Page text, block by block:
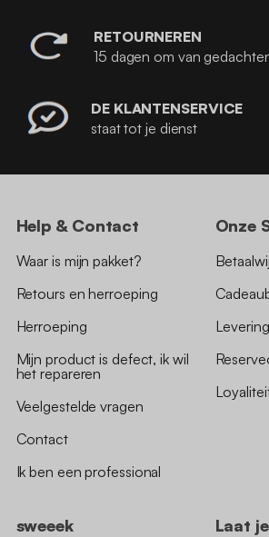
RETOURNEREN
15 dagen om van
DE KLANTENSERVICE
staat tot je dienst
Help & Contact
Waar is mijn pakket?
Retours en herroeping
Herroeping
Mijn product is defect, ik wil
het repareren
Veelgestelde vragen
Contact
Ik ben een professional
Onze
sweeek Laat